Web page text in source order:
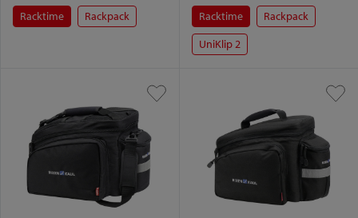
Racktime
Rackpack
Racktime
Rackpack
UniKlip 2